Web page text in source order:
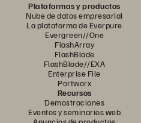
Plataformas y productos
Nube de datos empresarial
La plataforma de Everpure
Evergreen//One
FlashArray
FlashBlade
FlashBlade//EXA
Enterprise File
Portworx
Recursos
Demostraciones
Eventos y seminarios web